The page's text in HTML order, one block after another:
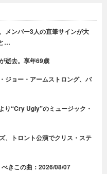
メンバー3人の直筆サインが大
…
逝去。享年69歳
ジョー・アームストロング、バ
り“Cry Ugly”のミュージック・
、トロント公演でクリス・ステ
きこの曲：2026/08/07